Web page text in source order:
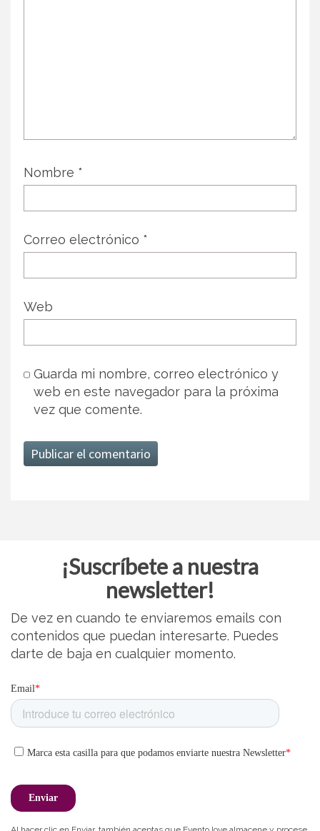
Nombre *
Correo electrónico *
Web
Guarda mi nombre, correo electrónico y
web en este navegador para la próxima
vez que comente.
¡Suscríbete a nuestra
newsletter!
De vez en cuando te enviaremos emails con
contenidos que puedan interesarte. Puedes
darte de baja en cualquier momento.